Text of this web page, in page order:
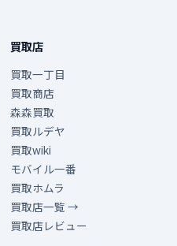
買取店
買取一丁目
買取商店
森森買取
買取ルデヤ
買取wiki
モバイル一番
買取ホムラ
買取店一覧 →
買取店レビュー